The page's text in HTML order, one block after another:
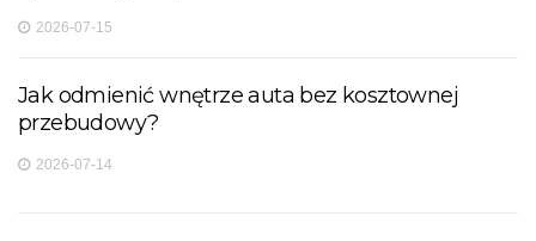
2026-07-15
Jak odmienić wnętrze auta bez kosztownej
przebudowy?
2026-07-14